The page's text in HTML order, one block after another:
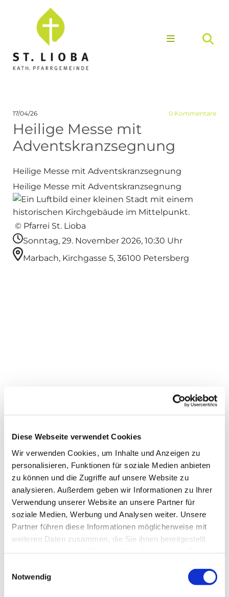
Diese Webseite verwendet Cookies
Wir verwenden Cookies, um Inhalte und Anzeigen zu
personalisieren, Funktionen für soziale Medien anbieten
zu können und die Zugriffe auf unsere Website zu
analysieren. Außerdem geben wir Informationen zu Ihrer
Verwendung unserer Website an unsere Partner für
soziale Medien, Werbung und Analysen weiter. Unsere
Partner führen diese Informationen möglicherweise mit
weiteren Daten zusammen, die Sie ihnen bereitgestellt
Notwendig
17/04/26 0 Kommentare
Heilige Messe mit
Adventskranzsegnung
Heilige Messe mit Adventskranzsegnung
Heilige Messe mit Adventskranzsegnung
© Pfarrei St. Lioba
Sonntag, 29. November 2026, 10:30 Uhr
Marbach, Kirchgasse 5, 36100 Petersberg